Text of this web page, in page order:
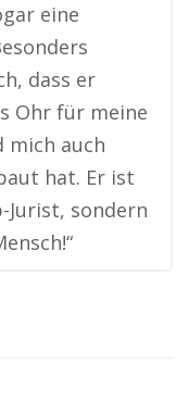
eine
dass er
Ohr für meine
mich auch
hat. Er ist
sondern